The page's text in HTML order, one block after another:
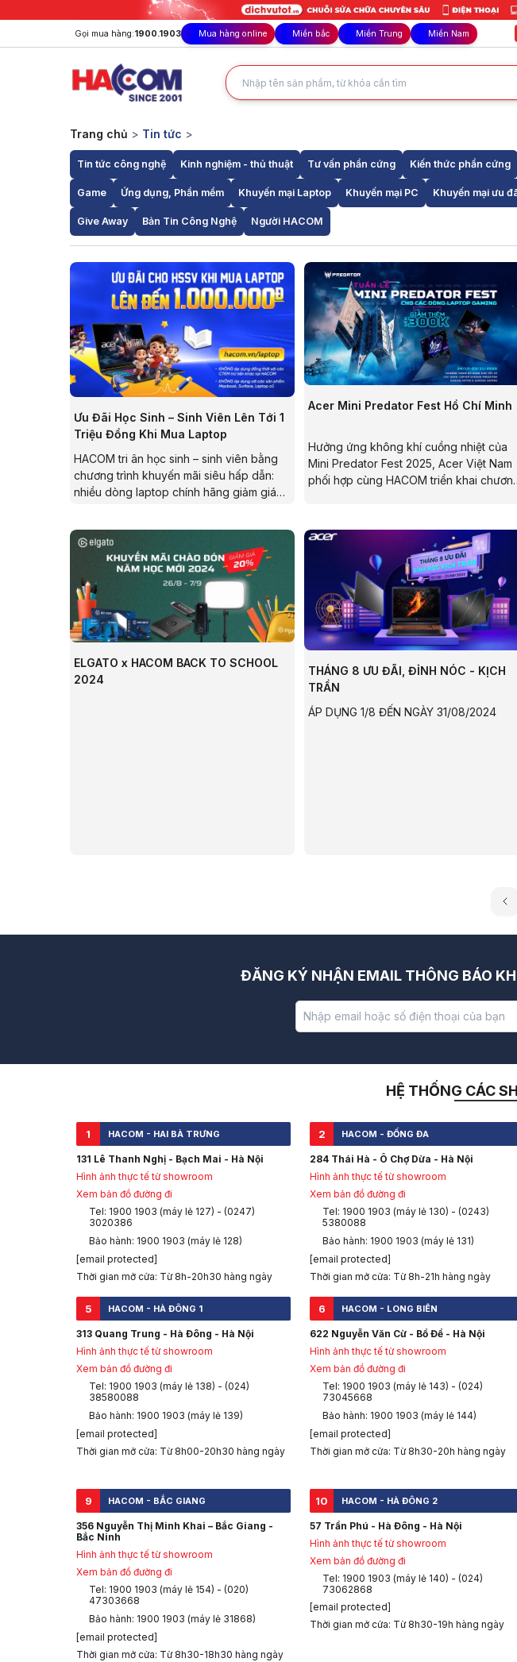
Gọi mua hàng:1900.1903 Mua hàng online Miền bắc Miền Trung Miền Nam
Trang chủ > Tin tức >
Tin tức công nghệ Kinh nghiệm - thủ thuật Tư vấn phần cứng Kiến thức phần cứng
Game Ứng dụng, Phần mềm Khuyến mại Laptop Khuyến mại PC Khuyến mại ưu
Give Away Bản Tin Công Nghệ Người HACOM
Ưu Đãi Học Sinh – Sinh Viên Lên Tới 1
Triệu Đồng Khi Mua Laptop
HACOM tri ân học sinh – sinh viên bằng
chương trình khuyến mãi siêu hấp dẫn:
nhiều dòng laptop chính hãng giảm giá
mạnh mẽ với chi phí tiết kiệm.
Acer Mini Predator Fest Hồ Chí Minh
Hưởng ứng không khí cuồng nhiệt của
Mini Predator Fest 2025, Acer Việt Nam
phối hợp cùng HACOM triển khai chương
laptop Acer chính hãng tại HACOM
giảm ngay 300.000đ, áp dụng cộng dồn
các khuyến mãi hiện có.
ELGATO x HACOM BACK TO SCHOOL
2024
THÁNG 8 ƯU ĐÃI, ĐỈNH NÓC - KỊCH
TRẦN
ÁP DỤNG 1/8 ĐẾN NGÀY 31/08/2024
ĐĂNG KÝ NHẬN EMAIL THÔNG BÁO
HỆ THỐNG CÁC
1 HACOM - HAI BÀ TRƯNG
131 Lê Thanh Nghị - Bạch Mai - Hà Nội
Hình ảnh thực tế từ showroom
Xem bản đồ đường đi
Tel: 1900 1903 (máy lẻ 127) - (0247)
3020386
Bảo hành: 1900 1903 (máy lẻ 128)
[email protected]
Thời gian mở cửa: Từ 8h-20h30 hàng ngày
2 HACOM - ĐỐNG ĐA
284 Thái Hà - Ô Chợ Dừa - Hà Nội
Hình ảnh thực tế từ showroom
Xem bản đồ đường đi
Tel: 1900 1903 (máy lẻ 130) - (0243)
5380088
Bảo hành: 1900 1903 (máy lẻ 131)
[email protected]
Thời gian mở cửa: Từ 8h-21h hàng ngày
5 HACOM - HÀ ĐÔNG 1
313 Quang Trung - Hà Đông - Hà Nội
Hình ảnh thực tế từ showroom
Xem bản đồ đường đi
Tel: 1900 1903 (máy lẻ 138) - (024)
38580088
Bảo hành: 1900 1903 (máy lẻ 139)
[email protected]
Thời gian mở cửa: Từ 8h00-20h30 hàng ngày
6 HACOM - LONG BIÊN
622 Nguyễn Văn Cừ - Bồ Đề - Hà Nội
Hình ảnh thực tế từ showroom
Xem bản đồ đường đi
Tel: 1900 1903 (máy lẻ 143) - (024)
73045668
Bảo hành: 1900 1903 (máy lẻ 144)
[email protected]
Thời gian mở cửa: Từ 8h30-20h hàng ngày
9 HACOM - BẮC GIANG
356 Nguyễn Thị Minh Khai – Bắc Giang -
Bắc Ninh
Hình ảnh thực tế từ showroom
Xem bản đồ đường đi
Tel: 1900 1903 (máy lẻ 154) - (020)
47303668
Bảo hành: 1900 1903 (máy lẻ 31868)
[email protected]
Thời gian mở cửa: Từ 8h30-18h30 hàng ngày
10 HACOM - HÀ ĐÔNG 2
57 Trần Phú - Hà Đông - Hà Nội
Hình ảnh thực tế từ showroom
Xem bản đồ đường đi
Tel: 1900 1903 (máy lẻ 140) - (024)
73062868
[email protected]
Thời gian mở cửa: Từ 8h30-19h hàng ngày